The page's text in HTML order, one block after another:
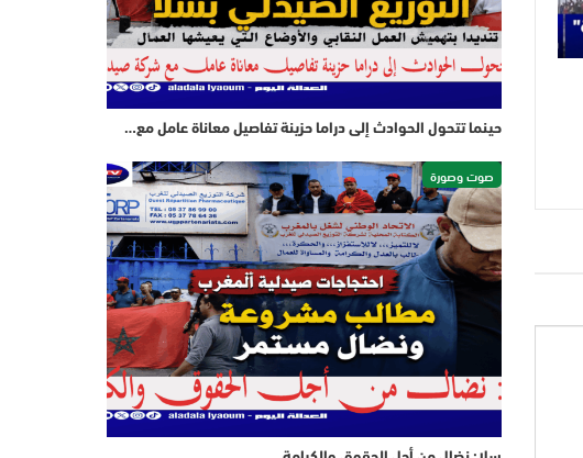
حينما تتحول الحوادث إلى دراما حزينة تفاصيل معاناة عامل مع…
صوت وصورة